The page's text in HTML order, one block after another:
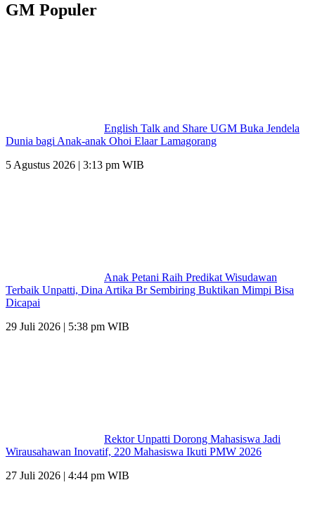
GM Populer
English Talk and Share UGM Buka Jendela
Dunia bagi Anak-anak Ohoi Elaar Lamagorang
5 Agustus 2026 | 3:13 pm WIB
Anak Petani Raih Predikat Wisudawan
Terbaik Unpatti, Dina Artika Br Sembiring Buktikan Mimpi Bisa
Dicapai
29 Juli 2026 | 5:38 pm WIB
Rektor Unpatti Dorong Mahasiswa Jadi
Wirausahawan Inovatif, 220 Mahasiswa Ikuti PMW 2026
27 Juli 2026 | 4:44 pm WIB